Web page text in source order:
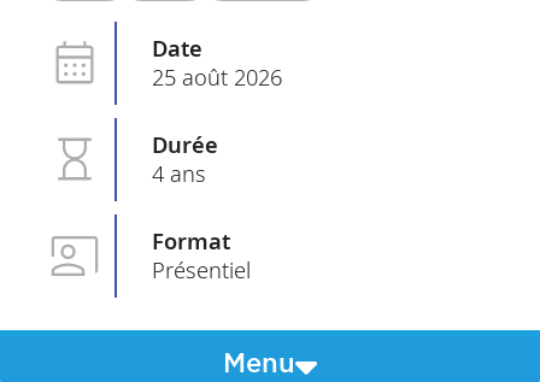
Date
25 août 2026
Durée
4 ans
Format
Présentiel
Menu